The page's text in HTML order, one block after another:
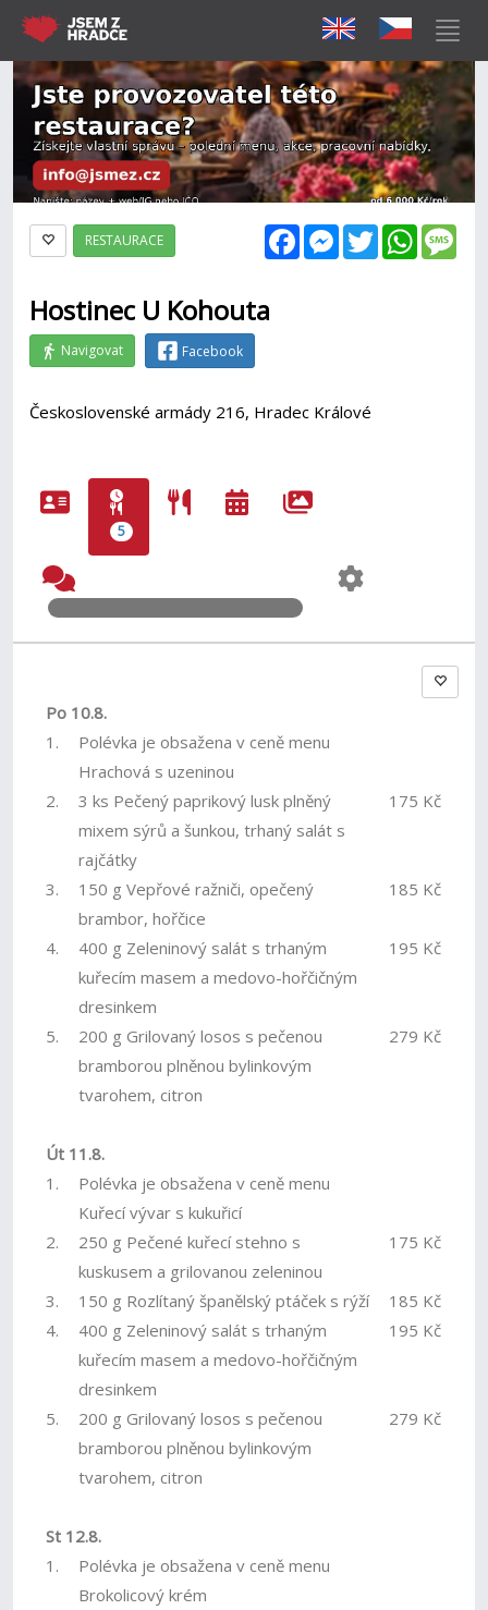
FacebookMessenger
Twitter
RESTAURACE
Hostinec U Kohouta
Navigovat Facebook
Československé armády 216, Hradec Králové
5
Po 10.8.
1.
Polévka je obsažena v ceně menu
Hrachová s uzeninou
2.
3 ks Pečený paprikový lusk plněný
mixem sýrů a šunkou, trhaný salát s
rajčátky
175 Kč
3.
150 g Vepřové ražniči, opečený
brambor, hořčice
185 Kč
4.
400 g Zeleninový salát s trhaným
kuřecím masem a medovo-hořčičným
dresinkem
195 Kč
5.
200 g Grilovaný losos s pečenou
bramborou plněnou bylinkovým
tvarohem, citron
279 Kč
Út 11.8.
1.
Polévka je obsažena v ceně menu
Kuřecí vývar s kukuřicí
2.
250 g Pečené kuřecí stehno s
kuskusem a grilovanou zeleninou
175 Kč
3. 150 g Rozlítaný španělský ptáček s rýží
185 Kč
4.
400 g Zeleninový salát s trhaným
kuřecím masem a medovo-hořčičným
dresinkem
195 Kč
5.
200 g Grilovaný losos s pečenou
bramborou plněnou bylinkovým
tvarohem, citron
279 Kč
St 12.8.
1.
Polévka je obsažena v ceně menu
Brokolicový krém